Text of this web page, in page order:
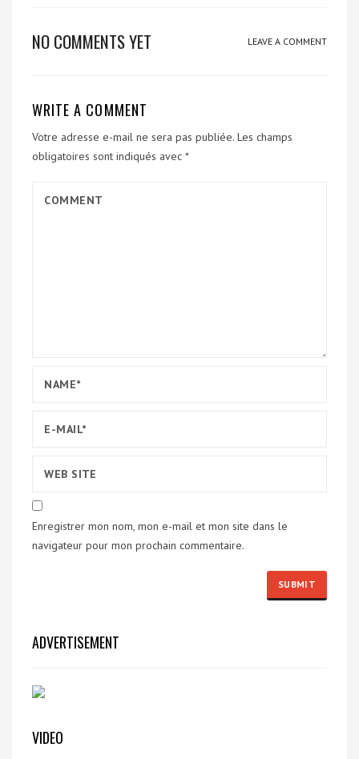
NO COMMENTS YET LEAVE A COMMENT
WRITE A COMMENT
Votre adresse e-mail ne sera pas publiée. Les champs
obligatoires sont indiqués avec *
Enregistrer mon nom, mon e-mail et mon site dans le
navigateur pour mon prochain commentaire.
ADVERTISEMENT
VIDEO